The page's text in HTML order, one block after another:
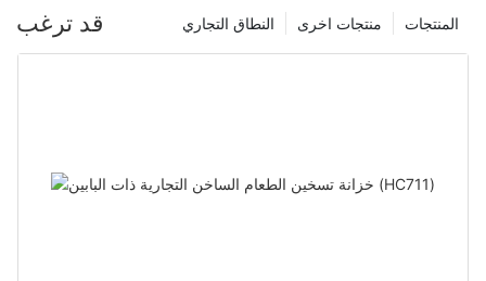
قد ترغب المنتجات منتجات اخرى النطاق التجاري